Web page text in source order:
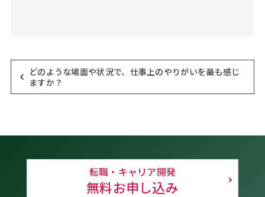
どのような場面や状況で、仕事上のやりがいを最も感じ
ますか？
転職・キャリア開発
無料お申し込み